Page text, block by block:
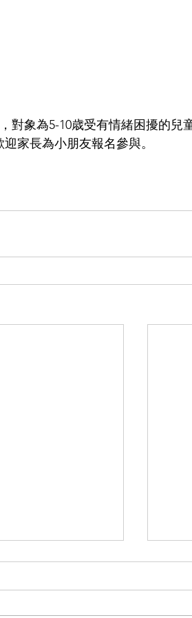
對象為5-10歳受有情緒困擾的兒
家長為小朋友報名參與。